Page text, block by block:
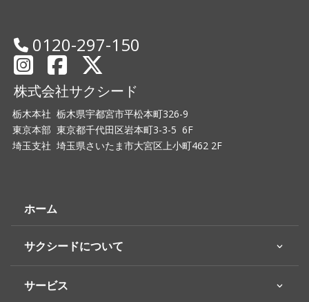
0120-297-150
株式会社サクシード
栃木本社 栃木県宇都宮市平松本町326-9
東京本部 東京都千代田区岩本町3-3-5 6F
埼玉支社 埼玉県さいたま市大宮区上小町462 2F
ホーム
サクシードについて
サービス